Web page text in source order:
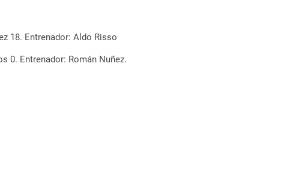
18. Entrenador: Aldo Risso
0. Entrenador: Román Nuñez.